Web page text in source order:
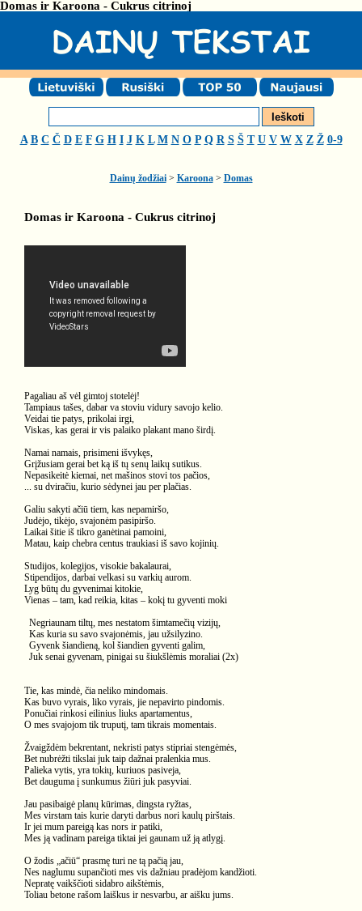
Domas ir Karoona - Cukrus citrinoj
A B C Č D E F G H I J K L M N O P Q R S Š T U V W X Z Ž 0-9
Dainų žodžiai> Karoona> Domas
Domas ir Karoona - Cukrus citrinoj
Pagaliau aš vėl gimtoj stotelėj!
Tampiaus tašes, dabar va stoviu vidury savojo kelio.
Veidai tie patys, prikolai irgi,
Viskas, kas gerai ir vis palaiko plakant mano širdį.
Namai namais, prisimeni išvykęs,
Grįžusiam gerai bet ką iš tų senų laikų sutikus.
Nepasikeitė kiemai, net mašinos stovi tos pačios,
... su dviračiu, kurio sėdynei jau per plačias.
Galiu sakyti ačiū tiem, kas nepamiršo,
Judėjo, tikėjo, svajonėm pasipiršo.
Laikai šitie iš tikro ganėtinai pamoini,
Matau, kaip chebra centus traukiasi iš savo kojinių.
Studijos, kolegijos, visokie bakalaurai,
Stipendijos, darbai velkasi su varkių aurom.
Lyg būtų du gyvenimai kitokie,
Vienas – tam, kad reikia, kitas – kokį tu gyventi moki
Negriaunam tiltų, mes nestatom šimtamečių vizijų,
Kas kuria su savo svajonėmis, jau užsilyzino.
Gyvenk šiandieną, kol šiandien gyventi galim,
Juk senai gyvenam, pinigai su šiukšlėmis moraliai (2x)
Tie, kas mindė, čia neliko mindomais.
Kas buvo vyrais, liko vyrais, jie nepavirto pindomis.
Ponučiai rinkosi eilinius liuks apartamentus,
O mes svajojom tik truputį, tam tikrais momentais.
Žvaigždėm bekrentant, nekristi patys stipriai stengėmės,
Bet nubrėžti tikslai juk taip dažnai pralenkia mus.
Palieka vytis, yra tokių, kuriuos pasiveja,
Bet dauguma į sunkumus žiūri juk pasyviai.
Jau pasibaigė planų kūrimas, dingsta ryžtas,
Mes virstam tais kurie daryti darbus nori kaulų pirštais.
Ir jei mum pareigą kas nors ir patiki,
Mes ją vadinam pareiga tiktai jei gaunam už ją atlygį.
O žodis „ačiū“ prasmę turi ne tą pačią jau,
Nes naglumu supančioti mes vis dažniau pradėjom kandžioti.
Nepratę vaikščioti sidabro aikštėmis,
Toliau betone rašom laiškus ir nesvarbu, ar aišku jums.